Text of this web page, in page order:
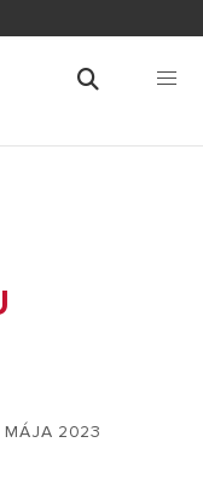
MÁJA 2023